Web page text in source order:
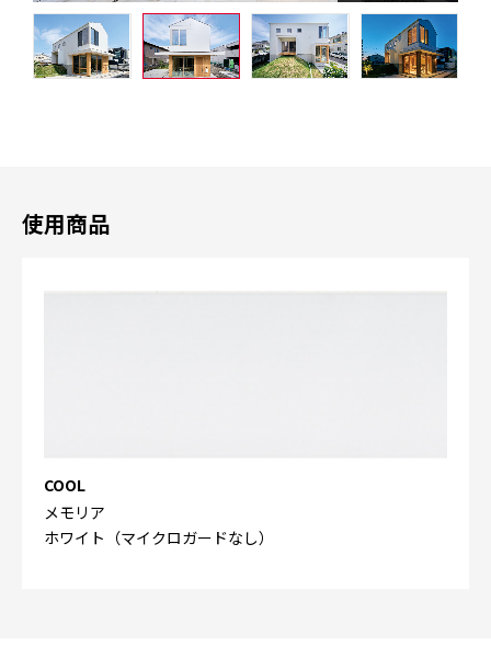
使用商品
COOL
メモリア
ホワイト（マイクロガードなし）